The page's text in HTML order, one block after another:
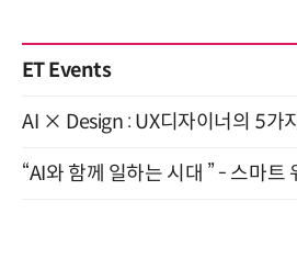
ET Events